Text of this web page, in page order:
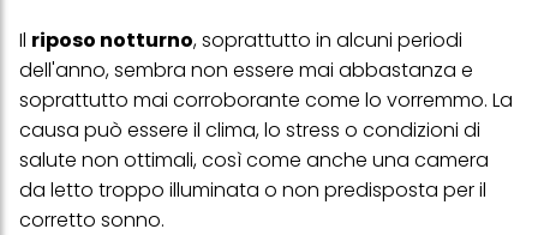
Il riposo notturno, soprattutto in alcuni periodi
dell'anno, sembra non essere mai abbastanza e
soprattutto mai corroborante come lo vorremmo. La
causa può essere il clima, lo stress o condizioni di
salute non ottimali, così come anche una camera
da letto troppo illuminata o non predisposta per il
corretto sonno.